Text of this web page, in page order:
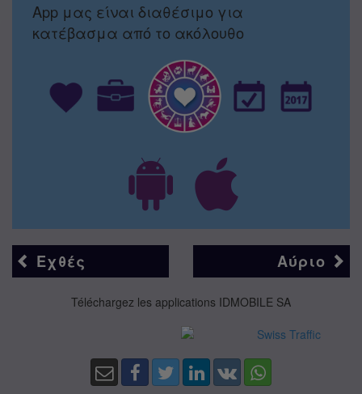
App μας είναι διαθέσιμο για
κατέβασμα από το ακόλουθο
Εχθές Αύριο
Téléchargez les applications IDMOBILE SA